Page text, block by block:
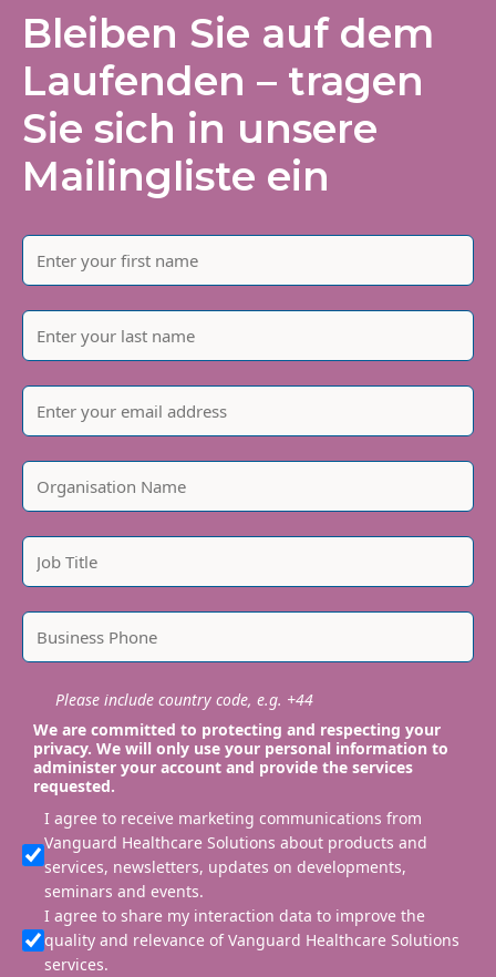
Bleiben Sie auf dem
Laufenden – tragen
Sie sich in unsere
Mailingliste ein
Please include country code, e.g. +44
We are committed to protecting and respecting your
privacy. We will only use your personal information to
administer your account and provide the services
requested.
I agree to receive marketing communications from
Vanguard Healthcare Solutions about products and
services, newsletters, updates on developments,
seminars and events.
I agree to share my interaction data to improve the
quality and relevance of Vanguard Healthcare Solutions
services.